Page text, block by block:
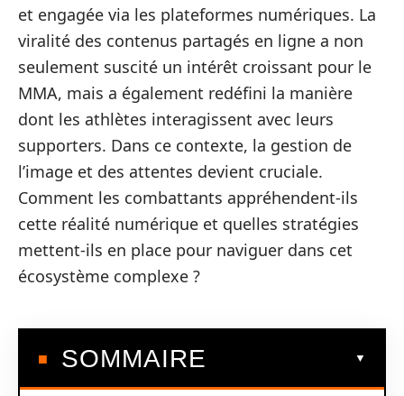
et engagée via les plateformes numériques. La
viralité des contenus partagés en ligne a non
seulement suscité un intérêt croissant pour le
MMA, mais a également redéfini la manière
dont les athlètes interagissent avec leurs
supporters. Dans ce contexte, la gestion de
l’image et des attentes devient cruciale.
Comment les combattants appréhendent-ils
cette réalité numérique et quelles stratégies
mettent-ils en place pour naviguer dans cet
écosystème complexe ?
SOMMAIRE